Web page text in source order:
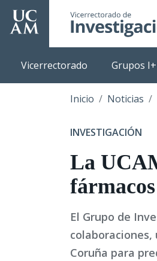
Pasar
principal
Vicerrectorado Grupos
Inicio Noticias
INVESTIGACIÓN
La
El Grupo de
Coruña para